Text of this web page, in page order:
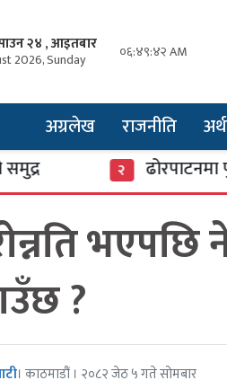
२४ , आइतबार
2026, Sunday ०६:४९:४३ AM
अग्रलेख राजनीति
ढोरपाटनमा पुगे ३७
?
। काठमाडौं । २०८२ जेठ ५ गते सोमबार